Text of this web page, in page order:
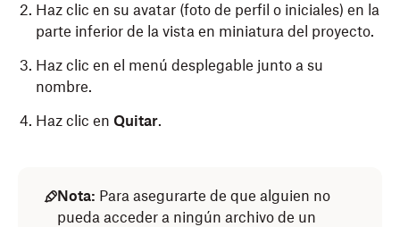
Haz clic en su avatar (foto de perfil o iniciales) en la
parte inferior de la vista en miniatura del proyecto.
Haz clic en el menú desplegable junto a su
nombre.
Haz clic en Quitar.
Nota: Para asegurarte de que alguien no
pueda acceder a ningún archivo de un